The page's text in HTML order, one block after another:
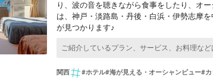
り、波の音を聴きながら食事をしたり、オ
は、神戸・淡路島・丹後・白浜・伊勢志摩
が見つかります♪
関西 #ホテル#海が見える・オーシャンビュー#カ